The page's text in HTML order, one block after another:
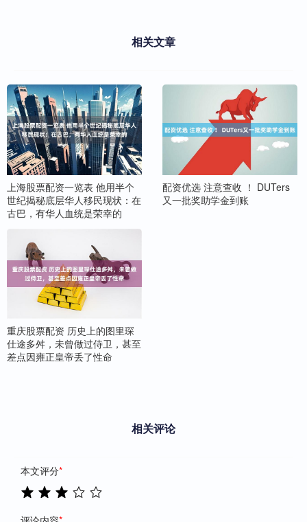
相关文章
上海股票配资一览表 他用半个
世纪揭秘底层华人移民现状：在
古巴，有华人血统是荣幸的
配资优选 注意查收 ！ DUTers
又一批奖助学金到账
重庆股票配资 历史上的图里琛
仕途多舛，未曾做过侍卫，甚至
差点因雍正皇帝丢了性命
相关评论
本文评分*